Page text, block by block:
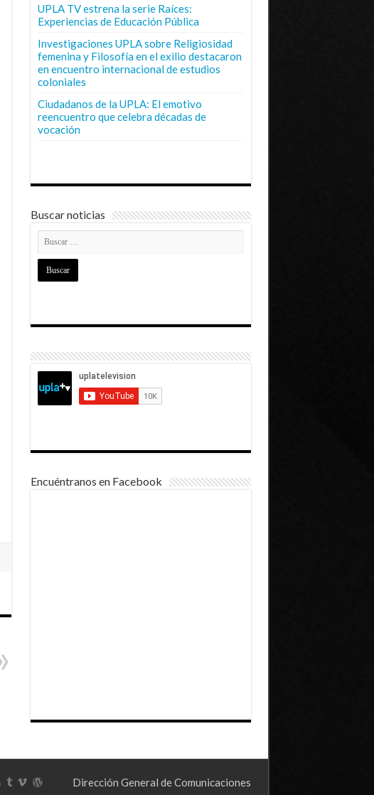
UPLA TV estrena la serie Raíces:
Experiencias de Educación Pública
Investigaciones UPLA sobre Religiosidad
femenina y Filosofía en el exilio destacaron
en encuentro internacional de estudios
coloniales
Ciudadanos de la UPLA: El emotivo
reencuentro que celebra décadas de
vocación
Buscar noticias
Encuéntranos en Facebook
Dirección General de Comunicaciones